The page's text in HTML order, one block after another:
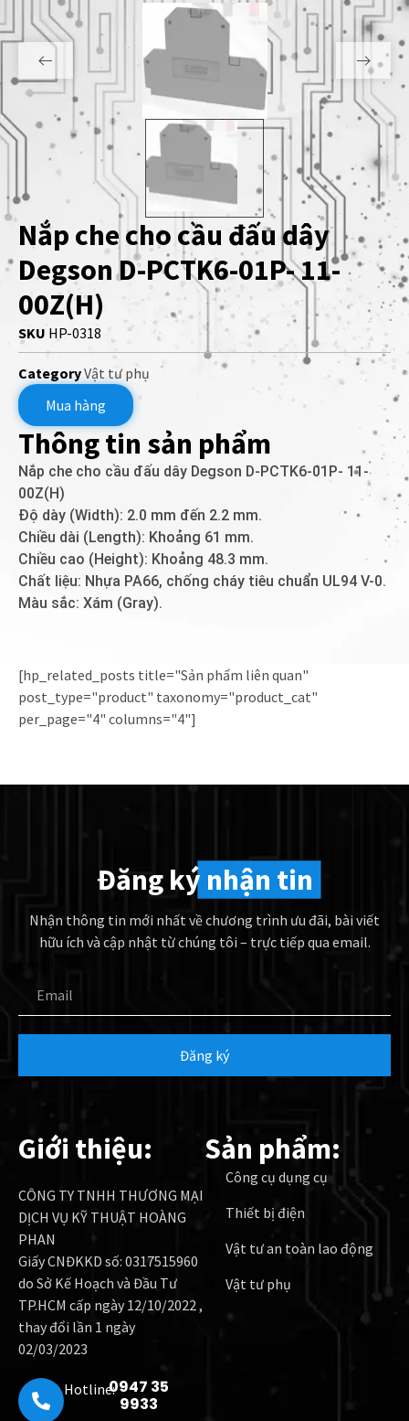
Nắp che cho cầu đấu dây
Degson D-PCTK6-01P- 11-
00Z(H)
SKU HP-0318
CategoryVật tư phụ
Mua hàng
Thông tin sản phẩm
Nắp che cho cầu đấu dây Degson D-PCTK6-01P- 11-
00Z(H)
Độ dày (Width): 2.0 mm đến 2.2 mm.
Chiều dài (Length): Khoảng 61 mm.
Chiều cao (Height): Khoảng 48.3 mm.
Chất liệu: Nhựa PA66, chống cháy tiêu chuẩn UL94 V-0.
Màu sắc: Xám (Gray).
[hp_related_posts title="Sản phẩm liên quan"
post_type="product" taxonomy="product_cat"
per_page="4" columns="4"]
Đăng ký nhận tin
Nhận thông tin mới nhất về chương trình ưu đãi, bài viết
hữu ích và cập nhật từ chúng tôi – trực tiếp qua email.
Đăng ký
Giới thiệu:
CÔNG TY TNHH THƯƠNG MẠI
DỊCH VỤ KỸ THUẬT HOÀNG
PHAN
Giấy CNĐKKD số: 0317515960
do Sở Kế Hoạch và Đầu Tư
TP.HCM cấp ngày 12/10/2022 ,
thay đổi lần 1 ngày
02/03/2023
Hotline:0947 35
9933
Sản phẩm:
Công cụ dụng cụ
Thiết bị điện
Vật tư an toàn lao động
Vật tư phụ